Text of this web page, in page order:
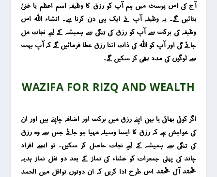
آج کی اس پوسٹ میں ہم آپ کو رزق کا وظیفہ اسم اعظم یا غنیُ
بتائیں گے۔ یہ وظیفہ آپ نے ایک ہی دن کرنا ہے۔ انشاء اللہ اس
وظیفہ کی برکت سے آپ کو رزق کی تنگی سے ہمیشہ کے لیے نجات مل
جائے گی اور آپ کو اللہ کی ذات اتنا رزق عطا فرمائیں گے کہ آپ بہت
سے لوگوں کی مدد بھی کر سکیں گے۔
WAZIFA FOR RIZQ AND WEALTH
اگر کوئی بھائی یا بہن اپنے رزق میں برکت اور اضافہ چاہتے ہیں اور ان
کی خواہش ہے کہ رزق کا ایسا وسیلہ مہیا ہو جائے جس سے وہ رزق
کی تنگی سے ہمیشہ کے لیے نجات حاصل کر سکیں۔ تو ایسے افراد
چاند کی پہلی جمعرات کو عشاء کی نماز کے بعد دو نفل نماز ہدیہ
محمد آل محمد اس طرح ادا کریں کہ ان دونوں نوافل میں الحمد